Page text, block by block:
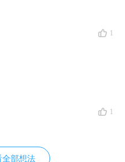
么在 Eric 看来不算好公
还会迫切地想切换风格
意味着要接受分散投资
1
1
全部想法